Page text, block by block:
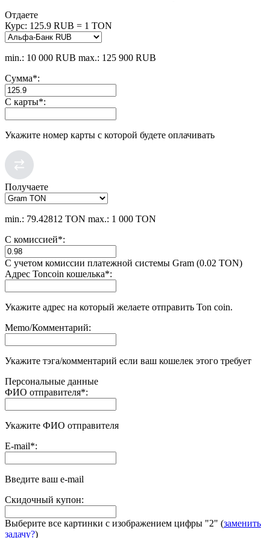
Отдаете
Курс: 125.9 RUB = 1 TON
min.: 10 000 RUB max.: 125 900 RUB
Сумма*:
С карты*:
Укажите номер карты с которой будете оплачивать
Получаете
min.: 79.42812 TON max.: 1 000 TON
С комиссией*:
С учетом комиссии платежной системы Gram (0.02 TON)
Адрес Toncoin кошелька*:
Укажите адрес на который желаете отправить Ton coin.
Memo/Комментарий:
Укажите тэга/комментарий если ваш кошелек этого требует
Персональные данные
ФИО отправителя*:
Укажите ФИО отправителя
E-mail*:
Введите ваш e-mail
Скидочный купон:
Выберите все картинки с изображением цифры "2" (заменить
задачу?)